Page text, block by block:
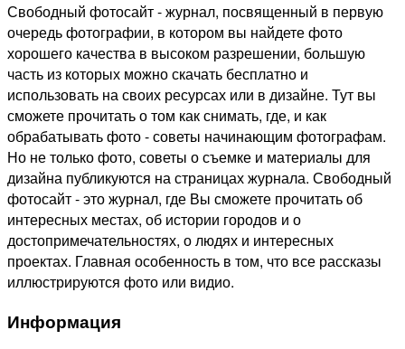
Свободный фотосайт - журнал, посвященный в первую
очередь фотографии, в котором вы найдете фото
хорошего качества в высоком разрешении, большую
часть из которых можно скачать бесплатно и
использовать на своих ресурсах или в дизайне. Тут вы
сможете прочитать о том как снимать, где, и как
обрабатывать фото - советы начинающим фотографам.
Но не только фото, советы о съемке и материалы для
дизайна публикуются на страницах журнала. Свободный
фотосайт - это журнал, где Вы сможете прочитать об
интересных местах, об истории городов и о
достопримечательностях, о людях и интересных
проектах. Главная особенность в том, что все рассказы
иллюстрируются фото или видио.
Информация